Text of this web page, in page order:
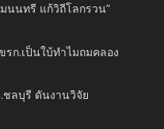
นนทรี แก้วิถีโลกรวน”
ก.เป็นใบ้ทำไมถมคลอง
ชลบุรี ดันงานวิจัย